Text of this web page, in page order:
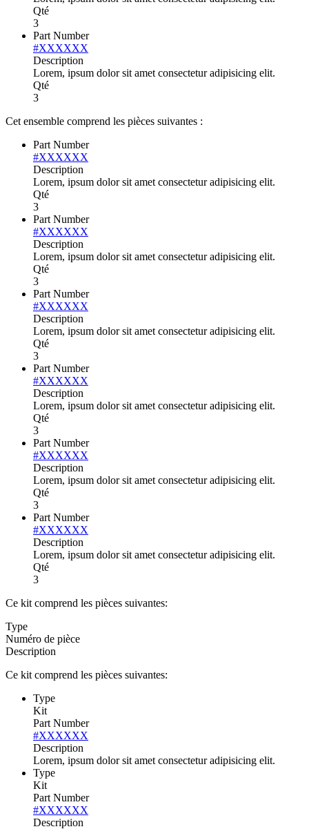
Qté
3
Part Number
#XXXXXX
Description
Lorem, ipsum dolor sit amet consectetur adipisicing elit.
Qté
3
Cet ensemble comprend les pièces suivantes :
Part Number
#XXXXXX
Description
Lorem, ipsum dolor sit amet consectetur adipisicing elit.
Qté
3
Part Number
#XXXXXX
Description
Lorem, ipsum dolor sit amet consectetur adipisicing elit.
Qté
3
Part Number
#XXXXXX
Description
Lorem, ipsum dolor sit amet consectetur adipisicing elit.
Qté
3
Part Number
#XXXXXX
Description
Lorem, ipsum dolor sit amet consectetur adipisicing elit.
Qté
3
Part Number
#XXXXXX
Description
Lorem, ipsum dolor sit amet consectetur adipisicing elit.
Qté
3
Part Number
#XXXXXX
Description
Lorem, ipsum dolor sit amet consectetur adipisicing elit.
Qté
3
Ce kit comprend les pièces suivantes:
Type
Numéro de pièce
Description
Ce kit comprend les pièces suivantes:
Type
Kit
Part Number
#XXXXXX
Description
Lorem, ipsum dolor sit amet consectetur adipisicing elit.
Type
Kit
Part Number
#XXXXXX
Description